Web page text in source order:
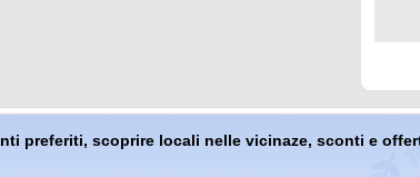
preferiti, scoprire locali nelle vicinaze, sconti e